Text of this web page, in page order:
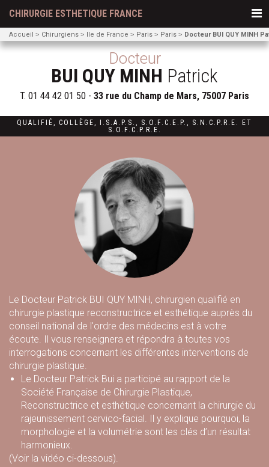
CHIRURGIE ESTHETIQUE FRANCE
Accueil Chirurgiens Ile de France Paris Paris Docteur BUI QUY MINH
Docteur
BUI QUY MINH Patrick
T. 01 44 42 01 50 - 33 rue du Champ de Mars, 75007 Paris
QUALIFIÉ, COLLÈGE, I.S.A.P.S. , S.O.F.C.E.P., S.N.C.P.R.E.
ET
S.O.F.C.P.R.E.
Le Docteur Patrick BUI QUY MINH, chirurgien qualifié en
chirurgie plastique reconstructrice et esthétique auprès du
conseil national de l'ordre des médecins est à votre
écoute. Il vous renseignera et répondra à toutes vos
interrogations concernant les différentes interventions de
chirurgie plastique.
Le Docteur Patrick Bui a participé au rapport de la
Société Française de Chirurgie Plastique,
Reconstructrice et esthétique concernant la chirurgie du
rajeunissement cervico-facial. Il y explique pourquoi, la
morphologie et la volumétrie sont les clés d’un résultat
harmonieux.
(Voir la vidéo ci-dessous).